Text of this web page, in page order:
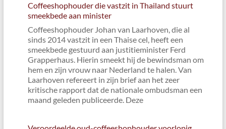
Coffeeshophouder die vastzit in Thailand stuurt
smeekbede aan minister
Coffeeshophouder Johan van Laarhoven, die al
sinds 2014 vastzit in een Thaise cel, heeft een
smeekbede gestuurd aan justitieminister Ferd
Grapperhaus. Hierin smeekt hij de bewindsman om
hem en zijn vrouw naar Nederland te halen. Van
Laarhoven refereert in zijn brief aan het zeer
kritische rapport dat de nationale ombudsman een
maand geleden publiceerde. Deze